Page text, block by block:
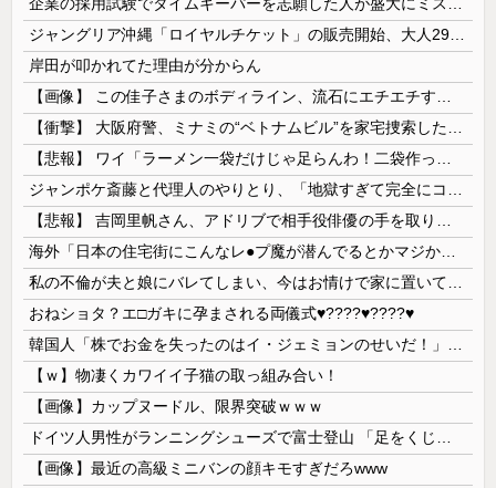
岸田が叩かれてた理由が分からん
おねショタ？エ□ガキに孕まされる両儀式♥️????♥️????♥️
【ｗ】物凄くカワイイ子猫の取っ組み合い！
【画像】カップヌードル、限界突破ｗｗｗ
【画像】最近の高級ミニバンの顔キモすぎだろwww